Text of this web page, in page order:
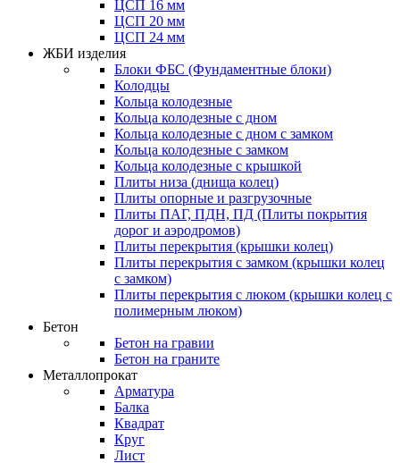
ЦСП 16 мм
ЦСП 20 мм
ЦСП 24 мм
ЖБИ изделия
Блоки ФБС (Фундаментные блоки)
Колодцы
Кольца колодезные
Кольца колодезные с дном
Кольца колодезные с дном с замком
Кольца колодезные с замком
Кольца колодезные с крышкой
Плиты низа (днища колец)
Плиты опорные и разгрузочные
Плиты ПАГ, ПДН, ПД (Плиты покрытия
дорог и аэродромов)
Плиты перекрытия (крышки колец)
Плиты перекрытия с замком (крышки колец
с замком)
Плиты перекрытия с люком (крышки колец с
полимерным люком)
Бетон
Бетон на гравии
Бетон на граните
Металлопрокат
Арматура
Балка
Квадрат
Круг
Лист